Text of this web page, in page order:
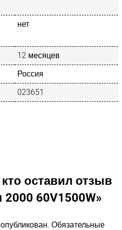
нет
12 месяцев
Россия
023651
оставил отзыв
2000 60V1500W»
Обязательные